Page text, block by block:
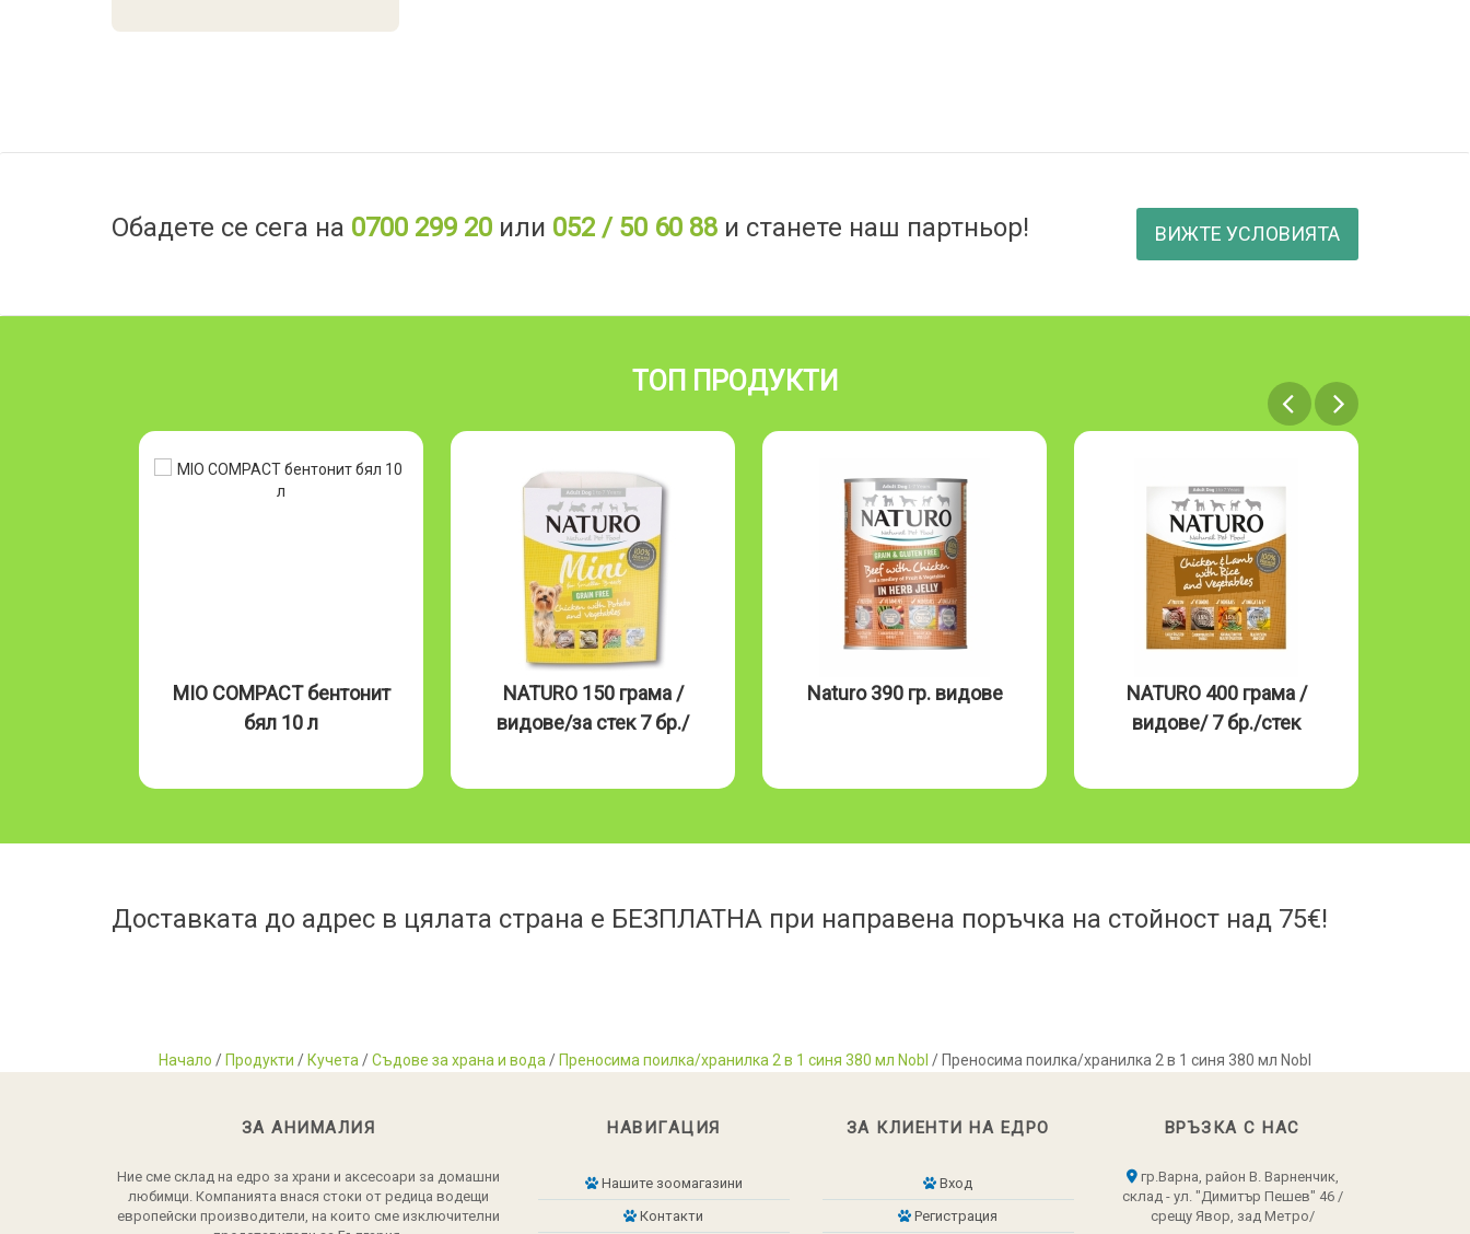
Обадете се сега на 0700 299 20или 052 / 50 60 88и станете наш партньор! ВИЖТЕ УСЛОВИЯТА
ТОП ПРОДУКТИ
MIO COMPACT бентонит
бял 10 л
NATURO 150 грама /
видове/за стек 7 бр./
Naturo 390 гр. видове
NATURO 400 грама /
видове/ 7 бр./стек
Доставката до адрес в цялата страна е БЕЗПЛАТНА при направена поръчка на стойност над 75€!
Начало / Продукти / Кучета /Съдове за храна и вода / Преносима поилка/хранилка 2 в 1 синя 380 мл Nobl / Преносима поилка/хранилка 2 в 1 синя 380 мл Nobl
ЗА АНИМАЛИЯ
Ние сме склад на едро за храни и аксесоари за домашни
любимци. Компанията внася стоки от редица водещи
европейски производители, на които сме изключителни
НАВИГАЦИЯ
Нашите зоомагазини
Контакти
ЗА КЛИЕНТИ НА ЕДРО
Вход
Регистрация
ВРЪЗКА С НАС
гр.Варна, район В. Варненчик,
склад - ул. "Димитър Пешев" 46 /
срещу Явор, зад Метро/